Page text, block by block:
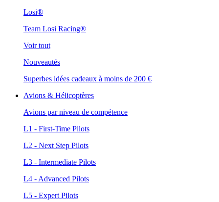
Losi®
Team Losi Racing®
Voir tout
Nouveautés
Superbes idées cadeaux à moins de 200 €
Avions & Hélicoptères
Avions par niveau de compétence
L1 - First-Time Pilots
L2 - Next Step Pilots
L3 - Intermediate Pilots
L4 - Advanced Pilots
L5 - Expert Pilots